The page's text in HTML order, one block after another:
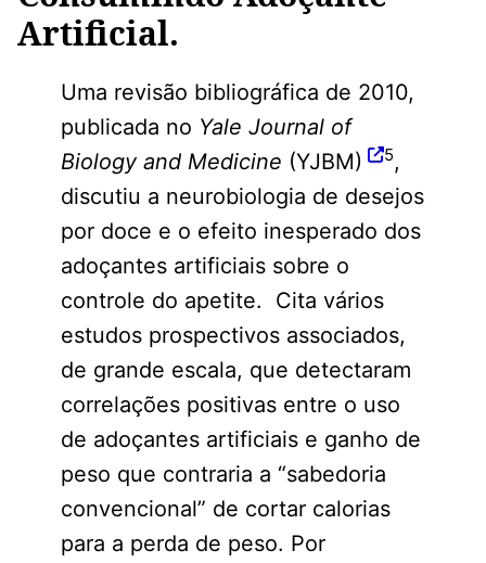
Artificial.
Uma revisão bibliográfica de 2010,
publicada no Yale Journal of
Biology and Medicine (YJBM) 5,
discutiu a neurobiologia de desejos
por doce e o efeito inesperado dos
adoçantes artificiais sobre o
controle do apetite. Cita vários
estudos prospectivos associados,
de grande escala, que detectaram
correlações positivas entre o uso
de adoçantes artificiais e ganho de
peso que contraria a “sabedoria
convencional” de cortar calorias
para a perda de peso. Por